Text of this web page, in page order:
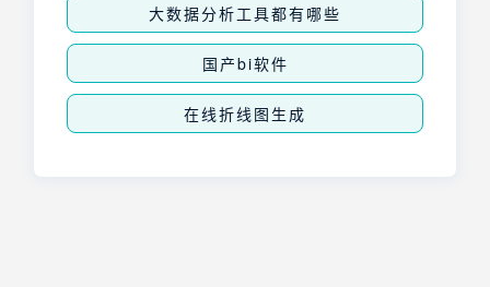
大数据分析工具都有哪些
国产bi软件
在线折线图生成